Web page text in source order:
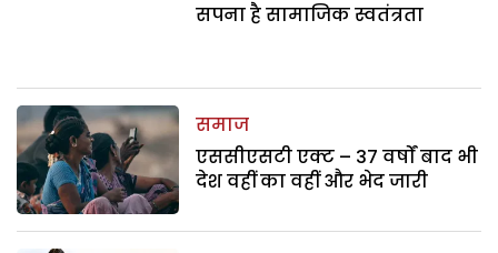
सपना है सामाजिक स्वतंत्रता
समाज
एससीएसटी एक्ट – 37 वर्षों बाद भी
देश वहीं का वहीं और भेद जारी